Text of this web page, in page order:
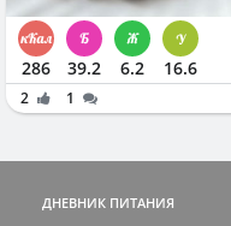
286 39.2 6.2 16.6
2 1
ДНЕВНИК ПИТАНИЯ